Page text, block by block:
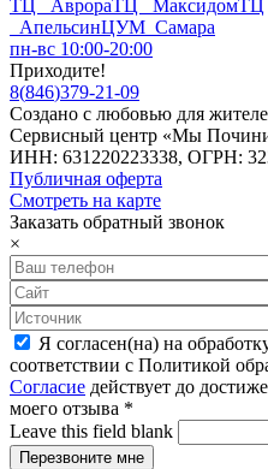
ТЦ АврораТЦ МаксидомТЦ
АпельсинЦУМ Самара
пн-вс 10:00-20:00
Приходите!
8(846)379-21-09
Создано с любовью для
Сервисный центр «Мы
ИНН: 631220223338, ОГРН:
Публичная оферта
Смотреть на карте
Заказать обратный звонок
×
Я согласен(на) на
соответствии с Политикой
Согласие действует до
моего отзыва *
Leave this field blank